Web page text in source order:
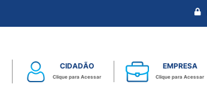
CIDADÃO
Clique para Acessar
EMPRESA
Clique para Acessar